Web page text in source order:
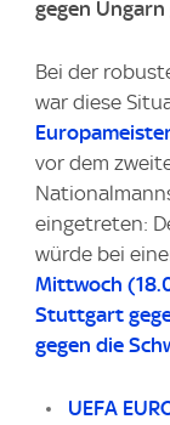
gegen
Bei der
war diese
vor dem
eingetreten:
würde bei
Mittwoch
Stuttgart
gegen die
UEFA